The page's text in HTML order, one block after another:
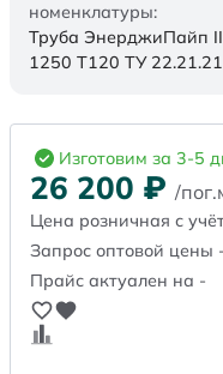
номенклатуры:
Труба ЭнерджиПайп
1250 Т120 ТУ
Изготовим за 3-5
26 200 ₽ /
Цена розничная с
Запрос оптовой цены -
Прайс актуален на -